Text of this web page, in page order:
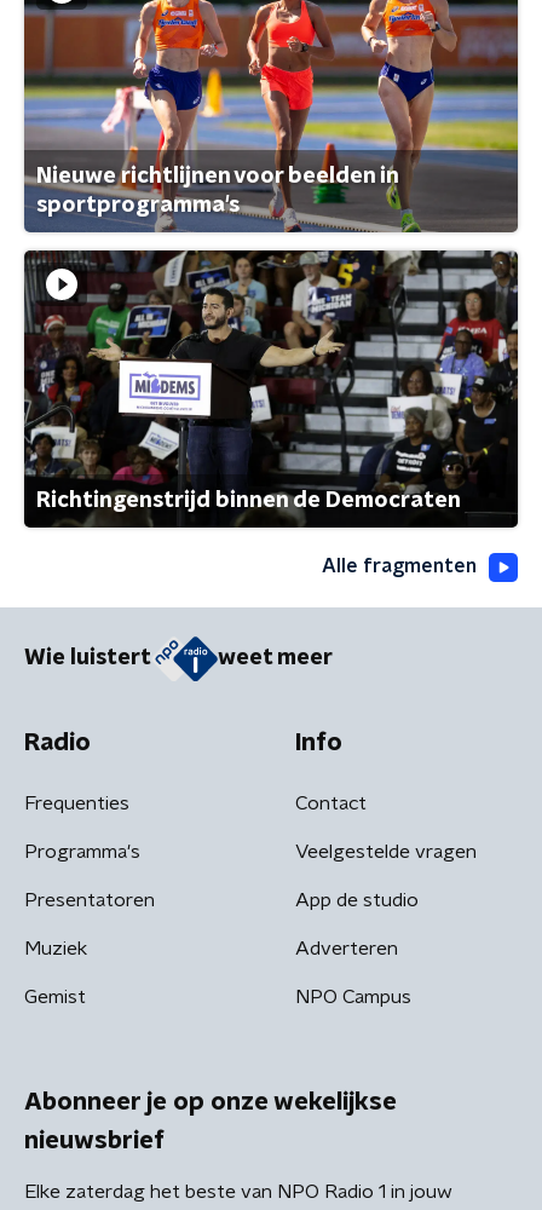
Nieuwe richtlijnen voor beelden in
sportprogramma's
Richtingenstrijd binnen de Democraten
Alle fragmenten
Wie luistert weet meer
Radio
Frequenties
Programma's
Presentatoren
Muziek
Gemist
Info
Contact
Veelgestelde vragen
App de studio
Adverteren
NPO Campus
Abonneer je op onze wekelijkse
nieuwsbrief
Elke zaterdag het beste van NPO Radio 1 in jouw